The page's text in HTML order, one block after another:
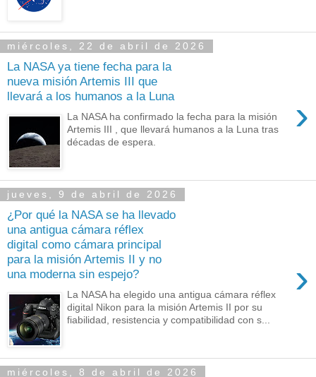
miércoles, 22 de abril de 2026
La NASA ya tiene fecha para la
nueva misión Artemis III que
llevará a los humanos a la Luna
›
La NASA ha confirmado la fecha para la misión
Artemis III , que llevará humanos a la Luna tras
décadas de espera.
jueves, 9 de abril de 2026
¿Por qué la NASA se ha llevado
una antigua cámara réflex
digital como cámara principal
para la misión Artemis II y no
una moderna sin espejo?
›
La NASA ha elegido una antigua cámara réflex
digital Nikon para la misión Artemis II por su
fiabilidad, resistencia y compatibilidad con s...
miércoles, 8 de abril de 2026